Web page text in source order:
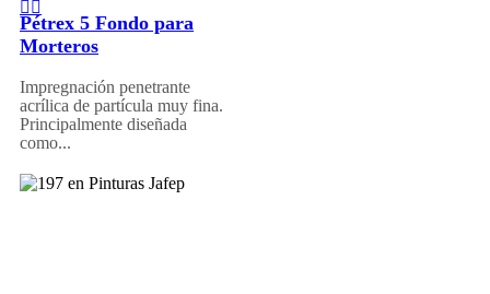
Pétrex 5 Fondo para
Morteros
Impregnación penetrante
acrílica de partícula muy fina.
Principalmente diseñada
como...